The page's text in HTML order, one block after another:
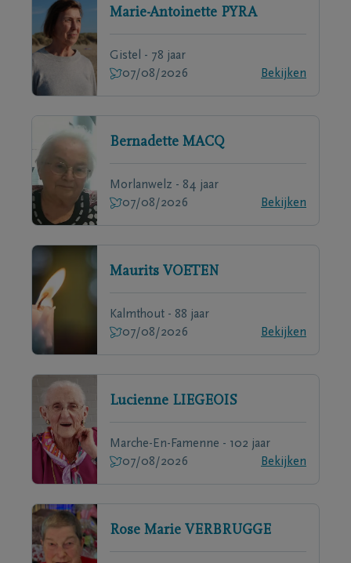
Marie-Antoinette PYRA
Gistel - 78 jaar
07/08/2026
Bekijken
Bernadette MACQ
Morlanwelz - 84 jaar
07/08/2026
Bekijken
Maurits VOETEN
Kalmthout - 88 jaar
07/08/2026
Bekijken
Lucienne LIEGEOIS
Marche-En-Famenne - 102 jaar
07/08/2026
Bekijken
Rose Marie VERBRUGGE